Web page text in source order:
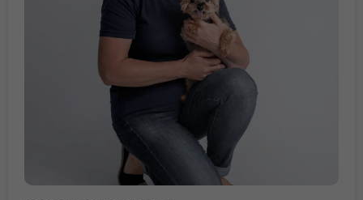
Profesora Dobrostanu
z Cambridge University,
Department of Veterinary
Medicine, Centre for
Animal Welfare and
Anthrozoology Donalda